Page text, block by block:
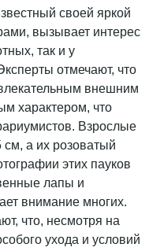
своей яркой
вызывает интерес
так и у
отмечают, что
внешним
характером, что
Взрослые
см, а их розоватый
этих пауков
лапы и
внимание многих.
что, несмотря на
ухода и условий